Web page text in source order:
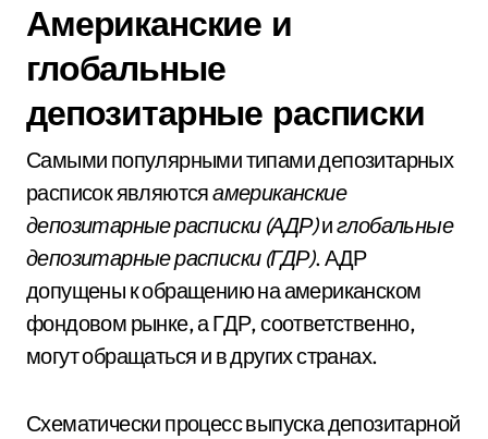
Американские и
глобальные
депозитарные расписки
Самыми популярными типами депозитарных
расписок являютсяамериканские
депозитарные расписки (АДР)иглобальные
депозитарные расписки (ГДР). АДР
допущены к обращению на американском
фондовом рынке, а ГДР, соответственно,
могут обращаться и в других странах.
Схематически процесс выпуска депозитарной